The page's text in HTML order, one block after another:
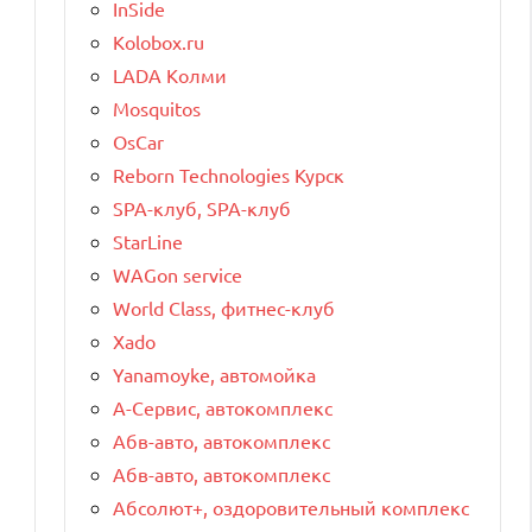
InSide
Kolobox.ru
LADA Колми
Mosquitos
OsCar
Reborn Technologies Курск
SPA-клуб, SPA-клуб
StarLine
WAGon service
World Class, фитнес-клуб
Xado
Yanamoyke, автомойка
А-Сервис, автокомплекс
Абв-авто, автокомплекс
Абв-авто, автокомплекс
Абсолют+, оздоровительный комплекс